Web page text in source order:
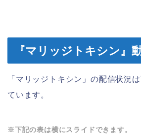
『マリッジトキシン』
「マリッジトキシン」の配信状況
ています。
※下記の表は横にスライドできます。